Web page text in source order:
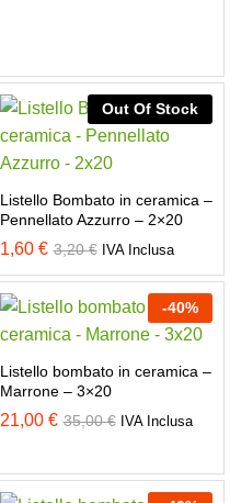
Out Of Stock
Listello Bombato in ceramica –
Pennellato Azzurro – 2×20
1,60 € 3,20€ IVA Inclusa
-40%
Listello bombato in ceramica –
Marrone – 3×20
21,00 € 35,00€ IVA Inclusa